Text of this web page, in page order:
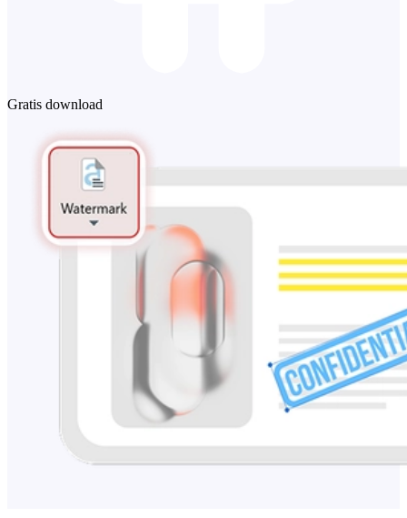
Gratis download